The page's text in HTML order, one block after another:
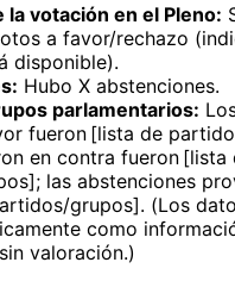
la votación en el Pleno:
a favor/rechazo
disponible).
Hubo X abstenciones.
parlamentarios:
fueron [lista de
en contra fueron [lista
las abstenciones
grupos]. (Los
como
valoración.)